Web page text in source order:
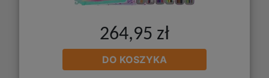
264,95 zł
DO KOSZYKA